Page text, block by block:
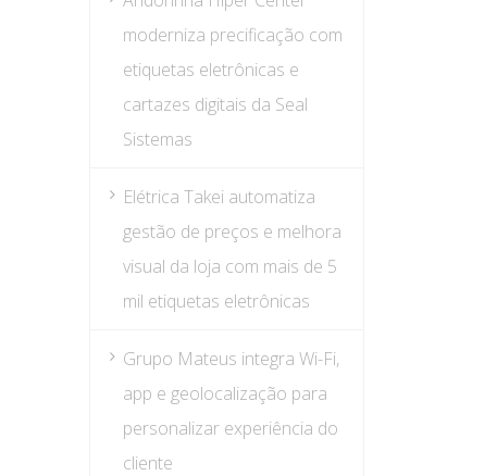
moderniza precificação com
etiquetas eletrônicas e
cartazes digitais da Seal
Sistemas
Elétrica Takei automatiza
gestão de preços e melhora
visual da loja com mais de 5
mil etiquetas eletrônicas
Grupo Mateus integra Wi-Fi,
app e geolocalização para
personalizar experiência do
cliente